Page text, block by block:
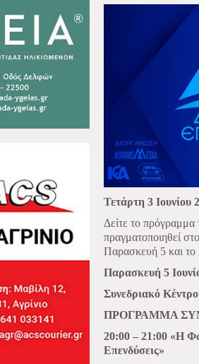
Τετάρτη 3 Ιουνίου
Δείτε το πρόγραμμα
πραγματοποιηθεί
Παρασκευή 5 και το
Παρασκευή 5
Συνεδριακό
ΠΡΟΓΡΑΜΜΑ
20:00 – 21:00 «Η
Επενδύσεις»